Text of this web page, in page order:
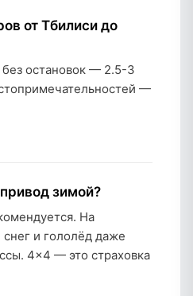
от Тбилиси до
остановок — 2.5-3
—
зимой?
На
и гололёд даже
4×4 — это страховка